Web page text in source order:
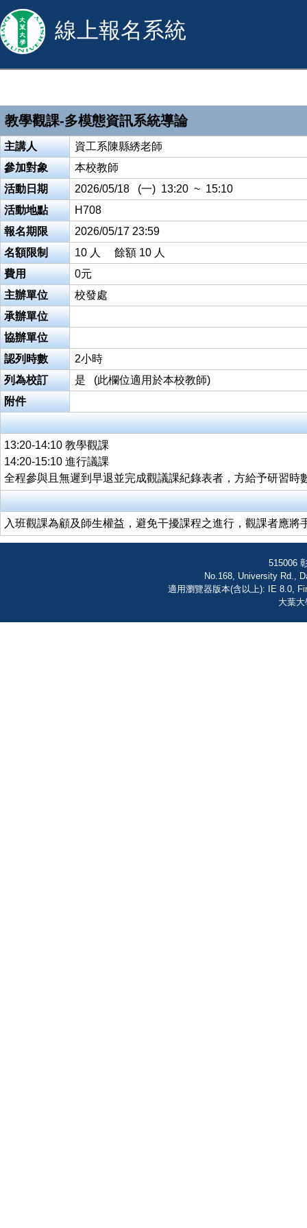
線上報名系統
教學觀課-多模態資訊系統導論
主講人
資工系陳縣綉老師
參加對象
本校教師
活動日期
2026/05/18 (一) 13:20 ~ 15:10
活動地點
H708
報名期限
2026/05/17 23:59
名額限制
10 人 餘額 10 人
費用
0元
主辦單位
校發處
承辦單位
協辦單位
認列時數
2小時
列為校訂
是 (此欄位適用於本校教師)
附件
13:20-14:10 教學觀課
14:20-15:10 進行議課
全程參與且無遲到早退並完成觀議課紀錄表者，方給予研習時
入班觀課為顧及師生權益，避免干擾課程之進行，觀課者應
515006
No.168, University Rd.,
適用瀏覽器版本(含以上): IE 8.0,
大葉